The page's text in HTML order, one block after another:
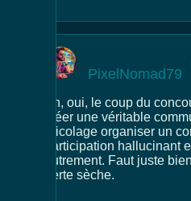
PixelNomad79
Ah, oui, le coup du
créer une véritable
bricolage organiser un
participation hallucinant
autrement. Faut juste
perte sèche.